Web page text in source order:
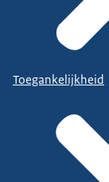
Toegankelijkheid